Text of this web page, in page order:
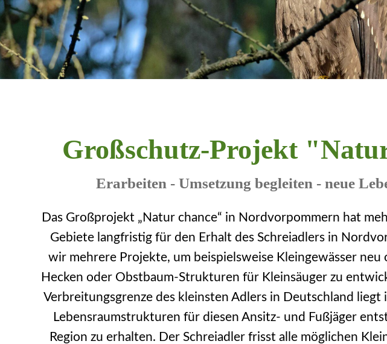
Großschutz-Projekt
Erarbeiten - Umsetzung begleiten - neue
Das Großprojekt „Natur chance“ in Nordvorpommern hat
Gebiete langfristig für den Erhalt des Schreiadlers in
wir mehrere Projekte, um beispielsweise Kleingewässer
Hecken oder Obstbaum-Strukturen für Kleinsäuger zu
Verbreitungsgrenze des kleinsten Adlers in Deutschland
Lebensraumstrukturen für diesen Ansitz- und Fußjäger
Region zu erhalten. Der Schreiadler frisst alle möglichen